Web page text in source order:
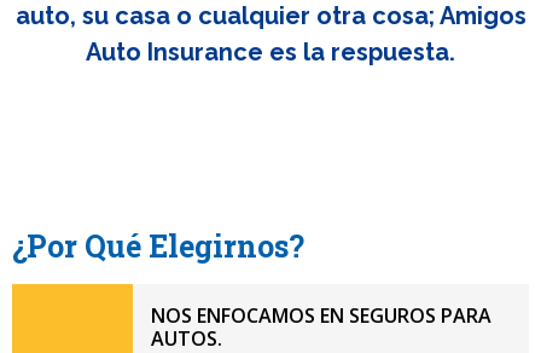
auto, su casa o cualquier otra cosa; Amigos
Auto Insurance es la respuesta.
¿Por Qué Elegirnos?
NOS ENFOCAMOS EN SEGUROS PARA
AUTOS.